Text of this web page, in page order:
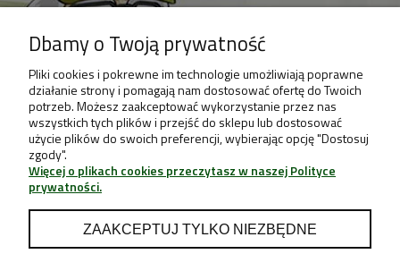
Dbamy o Twoją prywatność
Pliki cookies i pokrewne im technologie umożliwiają poprawne
działanie strony i pomagają nam dostosować ofertę do Twoich
potrzeb. Możesz zaakceptować wykorzystanie przez nas
wszystkich tych plików i przejść do sklepu lub dostosować
użycie plików do swoich preferencji, wybierając opcję "Dostosuj
zgody".
Więcej o plikach cookies przeczytasz w naszej Polityce
prywatności.
ZAAKCEPTUJ TYLKO NIEZBĘDNE